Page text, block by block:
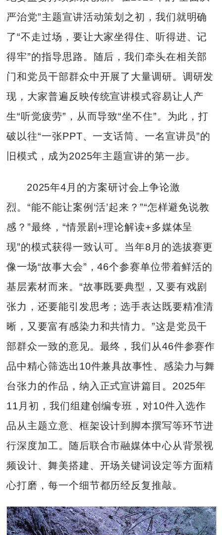
严治党”主题宣讲活动策划之初，我们就明确
了“不走过场，要让大家坐得住、听得进、记
得牢”的指导思路。随后，我们牵头在相关部
门和党员干部群众中开展了大量调研。调研发
现，大家普遍反映传统宣讲模式容易让人产
生“听觉疲劳”，从而导致“坐不住”。为此，打
破以往“一张PPT、一支话筒、一名宣讲员”的
旧模式，成为2025年主题宣讲的第一步。
2025年4月的方案研讨会上争论激
烈。“能不能让案例‘活’起来？”“怎样避免说教
感？”最终，“情景剧+理论解读+多媒体呈
现”的模式获得一致认可。当年8月的选拔赛更
像一场“故事大会”，46个参赛单位带着鲜活的
基层素材而来。“故事既要典型，又要有戏剧
张力，还要能引发思考；选手表达既要精准清
晰，又要富有感染力和共情力。”这是党员干
部群众一致的意见。最终，我们从46件参赛作
品中精心筛选出10件兼具故事性、感染力与舞
台张力的作品，纳入正式宣讲篇目。2025年
11月初，我们组建创编专班，对10件入选作
品从主题立意、框架设计到脚本撰写等环节进
行深度加工。随后联合市融媒体中心从背景视
频设计、舞美搭建、开场关键词设定等方面精
心打磨，每一个细节都历经反复推敲。